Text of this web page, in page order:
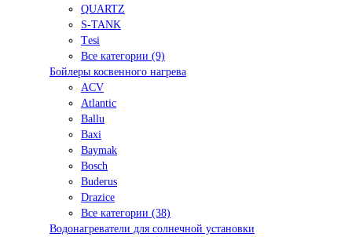
QUARTZ
S-TANK
Tеsi
Все категории (9)
Бойлеры косвенного нагрева
ACV
Atlantic
Ballu
Baxi
Baymak
Bosch
Buderus
Drazice
Все категории (38)
Водонагреватели для солнечной установки